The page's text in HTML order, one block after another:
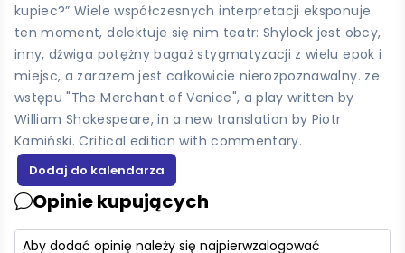
kupiec?” Wiele współczesnych interpretacji eksponuje
ten moment, delektuje się nim teatr: Shylock jest obcy,
inny, dźwiga potężny bagaż stygmatyzacji z wielu epok i
miejsc, a zarazem jest całkowicie nierozpoznawalny. ze
wstępu "The Merchant of Venice", a play written by
William Shakespeare, in a new translation by Piotr
Kamiński. Critical edition with commentary.
Opinie kupujących
Aby dodać opinię należy się najpierwzalogować